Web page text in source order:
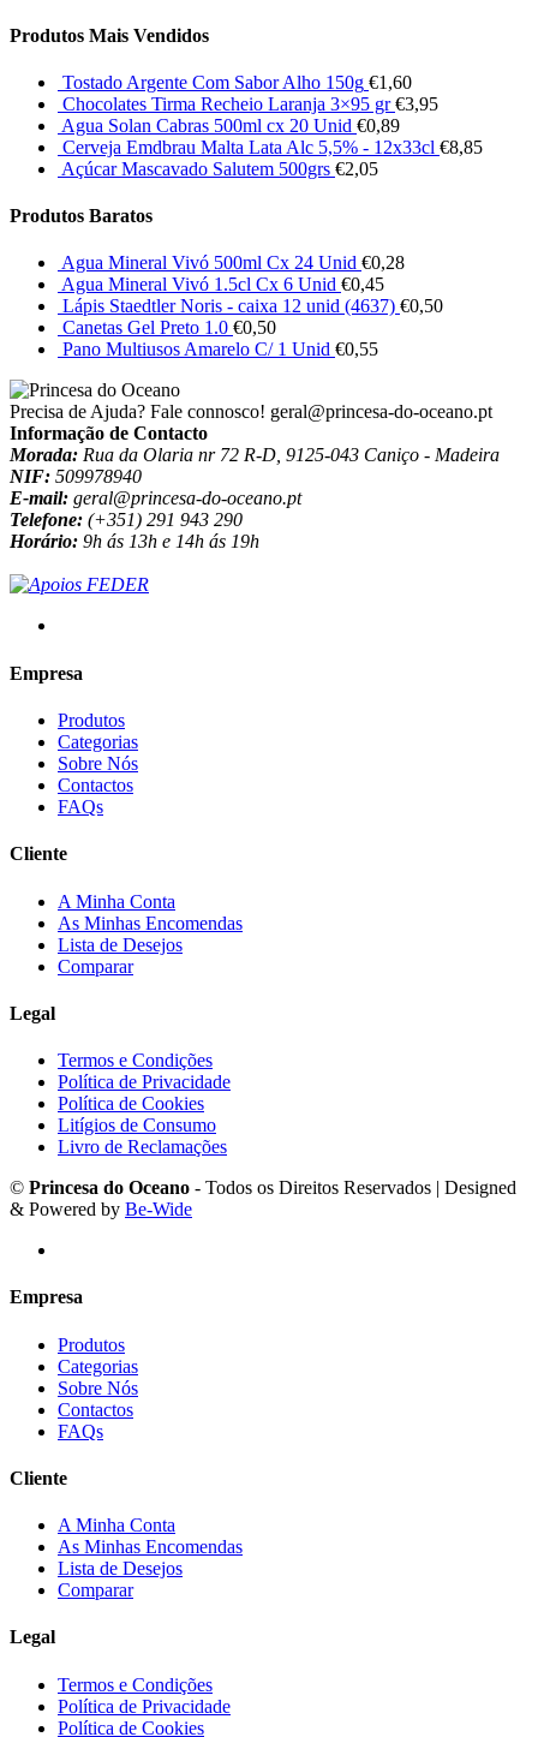
Produtos Mais Vendidos
Tostado Argente Com Sabor Alho 150g €1,60
Chocolates Tirma Recheio Laranja 3×95 gr €3,95
Agua Solan Cabras 500ml cx 20 Unid €0,89
Cerveja Emdbrau Malta Lata Alc 5,5% - 12x33cl €8,85
Açúcar Mascavado Salutem 500grs €2,05
Produtos Baratos
Agua Mineral Vivó 500ml Cx 24 Unid €0,28
Agua Mineral Vivó 1.5cl Cx 6 Unid €0,45
Lápis Staedtler Noris - caixa 12 unid (4637) €0,50
Canetas Gel Preto 1.0 €0,50
Pano Multiusos Amarelo C/ 1 Unid €0,55
Precisa de Ajuda? Fale connosco! geral@princesa-do-oceano.pt
Informação de Contacto
Morada: Rua da Olaria nr 72 R-D, 9125-043 Caniço - Madeira
NIF: 509978940
E-mail: geral@princesa-do-oceano.pt
Telefone: (+351) 291 943 290
Horário: 9h ás 13h e 14h ás 19h
Empresa
Produtos
Categorias
Sobre Nós
Contactos
FAQs
Cliente
A Minha Conta
As Minhas Encomendas
Lista de Desejos
Comparar
Legal
Termos e Condições
Política de Privacidade
Política de Cookies
Litígios de Consumo
Livro de Reclamações
© Princesa do Oceano - Todos os Direitos Reservados | Designed
& Powered by Be-Wide
Empresa
Produtos
Categorias
Sobre Nós
Contactos
FAQs
Cliente
A Minha Conta
As Minhas Encomendas
Lista de Desejos
Comparar
Legal
Termos e Condições
Política de Privacidade
Política de Cookies